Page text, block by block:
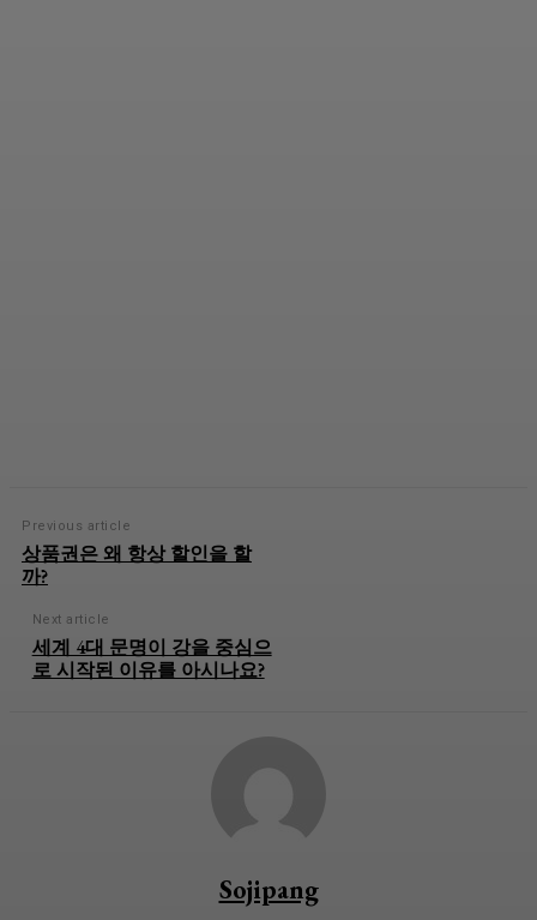
Previous article
상품권은 왜 항상 할인을 할
까?
Next article
세계 4대 문명이 강을 중심으
로 시작된 이유를 아시나요?
Sojipang